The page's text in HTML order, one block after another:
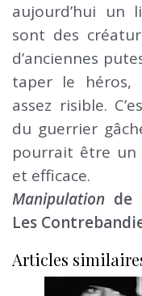
aujourd’hui un
sont des
d’anciennes
taper le héros,
assez risible.
du guerrier
pourrait être un
et efficace.
Manipulation de
Les
Articles